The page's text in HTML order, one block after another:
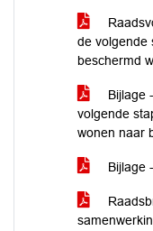
de volgende
beschermd
Bijlage
volgende
wonen naar
Bijlage